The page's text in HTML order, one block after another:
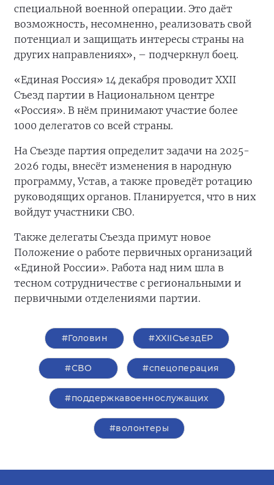
специальной военной операции. Это даёт
возможность, несомненно, реализовать свой
потенциал и защищать интересы страны на
других направлениях», – подчеркнул боец.
«Единая Россия» 14 декабря проводит XXII
Съезд партии в Национальном центре
«Россия». В нём принимают участие более
1000 делегатов со всей страны.
На Съезде партия определит задачи на 2025-
2026 годы, внесёт изменения в народную
программу, Устав, а также проведёт ротацию
руководящих органов. Планируется, что в них
войдут участники СВО.
Также делегаты Съезда примут новое
Положение о работе первичных организаций
«Единой России». Работа над ним шла в
тесном сотрудничестве с региональными и
первичными отделениями партии.
#Головин #XXIIСъездЕР
#СВО #спецоперация
#поддержкавоеннослужащих
#волонтеры